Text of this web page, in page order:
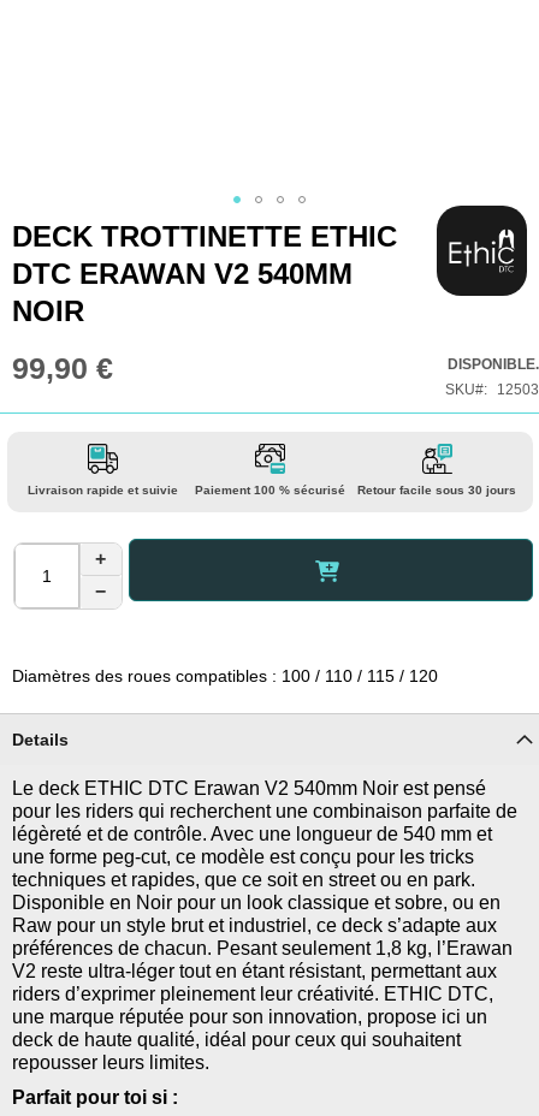
Skip
to
the
beginning
the
DECK TROTTINETTE ETHIC
DTC ERAWAN V2 540MM
NOIR
99,90 €
DISPONIBLE.
SKU
12503
Livraison rapide et suivie Paiement 100 % sécurisé Retour facile sous 30 jours
+
−
Diamètres des roues compatibles : 100 / 110 / 115 / 120
Details
Le deck ETHIC DTC Erawan V2 540mm Noir est pensé
pour les riders qui recherchent une combinaison parfaite de
légèreté et de contrôle. Avec une longueur de 540 mm et
une forme peg-cut, ce modèle est conçu pour les tricks
techniques et rapides, que ce soit en street ou en park.
Disponible en Noir pour un look classique et sobre, ou en
Raw pour un style brut et industriel, ce deck s’adapte aux
préférences de chacun. Pesant seulement 1,8 kg, l’Erawan
V2 reste ultra-léger tout en étant résistant, permettant aux
riders d’exprimer pleinement leur créativité. ETHIC DTC,
une marque réputée pour son innovation, propose ici un
deck de haute qualité, idéal pour ceux qui souhaitent
repousser leurs limites.
Parfait pour toi si :